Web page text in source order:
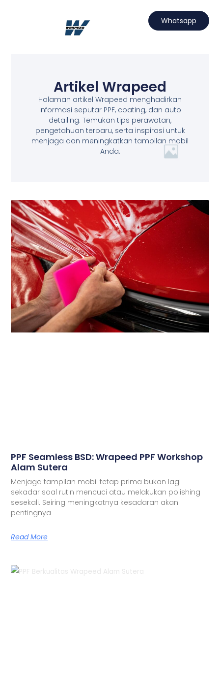
Whatsapp
Artikel Wrapeed
Halaman artikel Wrapeed menghadirkan
informasi seputar PPF, coating, dan auto
detailing. Temukan tips perawatan,
pengetahuan terbaru, serta inspirasi untuk
menjaga dan meningkatkan tampilan mobil
Anda.
PPF Seamless BSD: Wrapeed PPF Workshop
Alam Sutera
Menjaga tampilan mobil tetap prima bukan lagi
sekadar soal rutin mencuci atau melakukan polishing
sesekali. Seiring meningkatnya kesadaran akan
pentingnya
Read More